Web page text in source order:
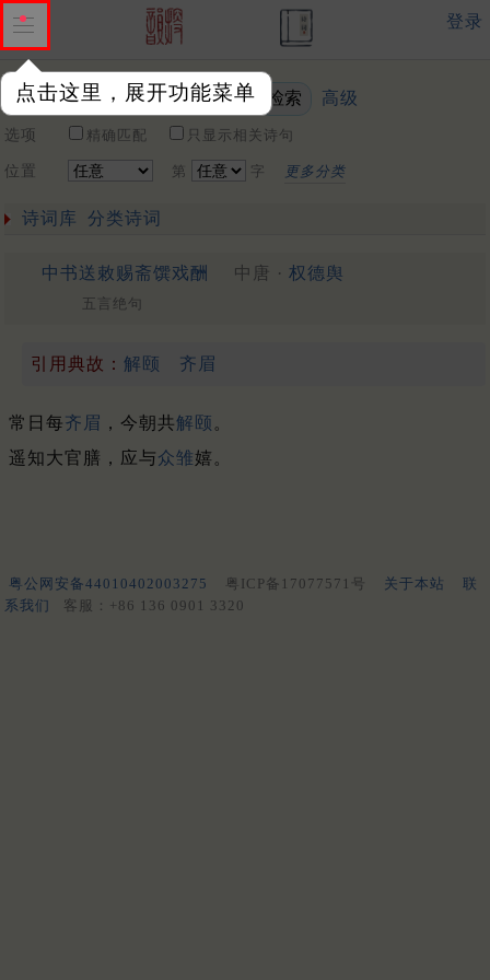
点击这里，展开功能菜单
登录
关键词 高级
选项 精确匹配 只显示相关诗句
位置 第 字 更多分类
诗词库 分类诗词
中书送敕赐斋馔戏酬 中唐 · 权德舆
五言绝句
引用典故： 解颐 齐眉
常日每齐眉 ，今朝共解颐 。
遥知大官膳，应与众雏嬉。
粤公网安备44010402003275 粤ICP备17077571号 关于本站
联
系我们
客服：+86 136 0901 3320